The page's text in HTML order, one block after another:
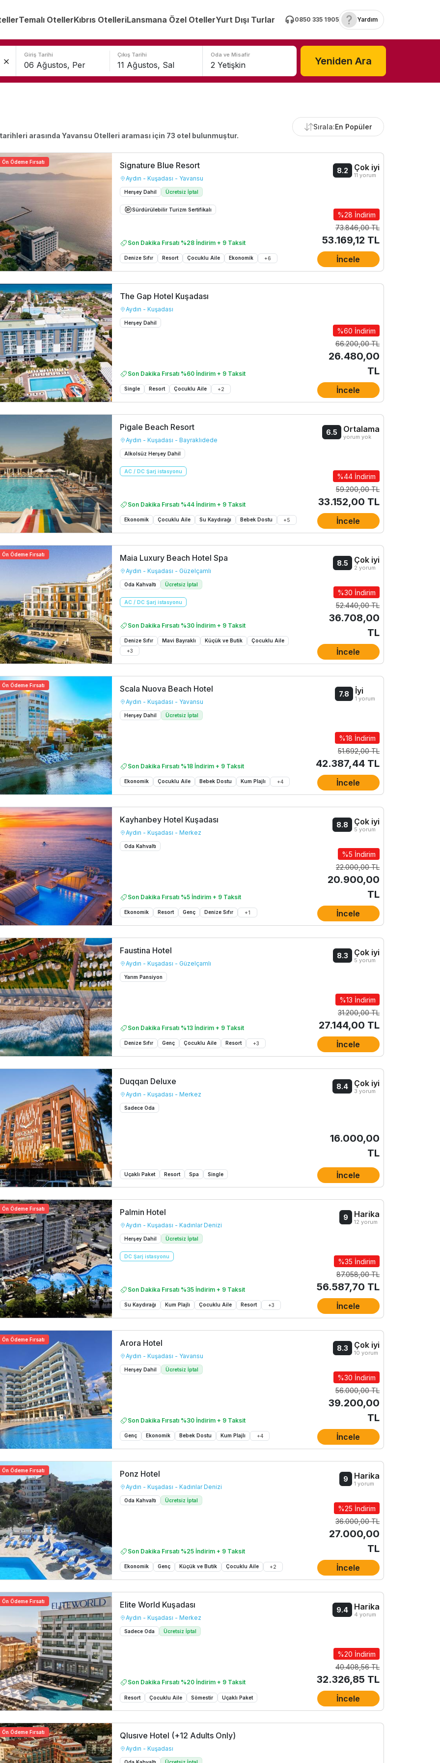
Temalı OtellerKıbrıs OtelleriLansmana Özel OtellerYurt Dışı Turlar 0850 335 1905 Yardım
Giriş Tarihi Çıkış Tarihi Oda ve Misafir
Yeniden Ara
tarihleri arasında Yavansu Otelleri araması için 73 otel bulunmuştur.
Sırala:En Popüler
Ödeme Fırsatı Signature Blue Resort
Aydın - Kuşadası - Yavansu
Herşey Dahil Ücretsiz İptal
Sürdürülebilir Turizm Sertifikalı
Son Dakika Fırsatı %28 İndirim + 9 Taksit
Denize Sıfır Resort Çocuklu Aile Ekonomik +6
8.2 Çok iyi
11 yorum
%28 İndirim
73.846,00 TL
53.169,12 TL
İncele
The Gap Hotel Kuşadası
Aydın - Kuşadası
Herşey Dahil
Son Dakika Fırsatı %60 İndirim + 9 Taksit
Single Resort Çocuklu Aile +2
%60 İndirim
66.200,00 TL
26.480,00
TL
İncele
Pigale Beach Resort
Aydın - Kuşadası - Bayraklıdede
Alkolsüz Herşey Dahil
AC / DC Şarj istasyonu
Son Dakika Fırsatı %44 İndirim + 9 Taksit
Ekonomik Çocuklu Aile Su Kaydırağı Bebek Dostu +5
6.5 Ortalama
yorum yok
%44 İndirim
59.200,00 TL
33.152,00 TL
İncele
Ödeme Fırsatı Maia Luxury Beach Hotel Spa
Aydın - Kuşadası - Güzelçamlı
Oda Kahvaltı Ücretsiz İptal
AC / DC Şarj istasyonu
Son Dakika Fırsatı %30 İndirim + 9 Taksit
Denize Sıfır Mavi Bayraklı Küçük ve Butik
Çocuklu Aile
+3
8.5 Çok iyi
2 yorum
%30 İndirim
52.440,00 TL
36.708,00
TL
İncele
Ödeme Fırsatı Scala Nuova Beach Hotel
Aydın - Kuşadası - Yavansu
Herşey Dahil Ücretsiz İptal
Son Dakika Fırsatı %18 İndirim + 9 Taksit
Ekonomik Çocuklu Aile Bebek Dostu Kum Plajlı +4
7.8 İyi
1 yorum
%18 İndirim
51.692,00 TL
42.387,44 TL
İncele
Kayhanbey Hotel Kuşadası
Aydın - Kuşadası - Merkez
Oda Kahvaltı
Son Dakika Fırsatı %5 İndirim + 9 Taksit
Ekonomik Resort Genç Denize Sıfır +1
8.8 Çok iyi
5 yorum
%5 İndirim
22.000,00 TL
20.900,00
TL
İncele
Faustina Hotel
Aydın - Kuşadası - Güzelçamlı
Yarım Pansiyon
Son Dakika Fırsatı %13 İndirim + 9 Taksit
Denize Sıfır Genç Çocuklu Aile Resort +3
8.3 Çok iyi
5 yorum
%13 İndirim
31.200,00 TL
27.144,00 TL
İncele
Duqqan Deluxe
Aydın - Kuşadası - Merkez
Sadece Oda
Uçaklı Paket Resort Spa Single
8.4 Çok iyi
3 yorum
16.000,00
TL
İncele
Ödeme Fırsatı Palmin Hotel
Aydın - Kuşadası - Kadınlar Denizi
Herşey Dahil Ücretsiz İptal
DC Şarj istasyonu
Son Dakika Fırsatı %35 İndirim + 9 Taksit
Su Kaydırağı Kum Plajlı Çocuklu Aile Resort +3
9 Harika
12 yorum
%35 İndirim
87.058,00 TL
56.587,70 TL
İncele
Ödeme Fırsatı Arora Hotel
Aydın - Kuşadası - Yavansu
Herşey Dahil Ücretsiz İptal
Son Dakika Fırsatı %30 İndirim + 9 Taksit
Genç Ekonomik Bebek Dostu Kum Plajlı +4
8.3 Çok iyi
10 yorum
%30 İndirim
56.000,00 TL
39.200,00
TL
İncele
Ödeme Fırsatı Ponz Hotel
Aydın - Kuşadası - Kadınlar Denizi
Oda Kahvaltı Ücretsiz İptal
Son Dakika Fırsatı %25 İndirim + 9 Taksit
Ekonomik Genç Küçük ve Butik Çocuklu Aile +2
9 Harika
1 yorum
%25 İndirim
36.000,00 TL
27.000,00
TL
İncele
Ödeme Fırsatı Elite World Kuşadası
Aydın - Kuşadası - Merkez
Sadece Oda Ücretsiz İptal
Son Dakika Fırsatı %20 İndirim + 9 Taksit
Resort Çocuklu Aile Sömestir Uçaklı Paket
9.4 Harika
4 yorum
%20 İndirim
40.408,56 TL
32.326,85 TL
İncele
Ödeme Fırsatı Qlusıve Hotel (+12 Adults Only)
Aydın - Kuşadası
Oda Kahvaltı Ücretsiz İptal